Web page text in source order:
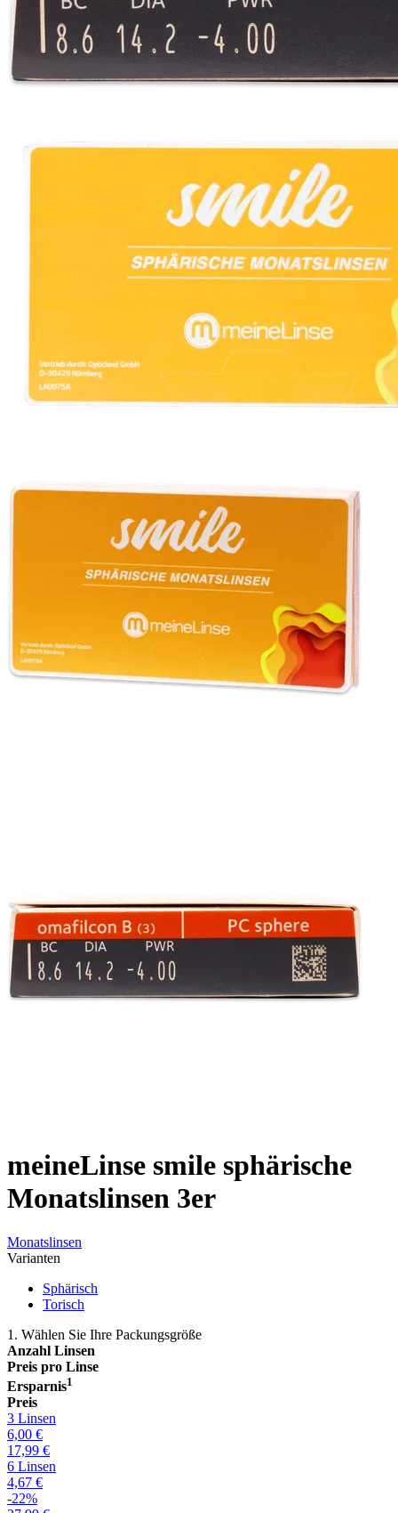
meineLinse smile sphärische
Monatslinsen 3er
Monatslinsen
Varianten
Sphärisch
Torisch
1. Wählen Sie Ihre Packungsgröße
Anzahl Linsen
Preis pro Linse
Ersparnis1
Preis
3 Linsen
6,00 €
17,99 €
6 Linsen
4,67 €
-22%